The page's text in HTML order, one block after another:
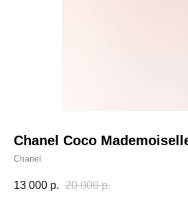
Chanel Coco
Chanel
13 000 р. 20 000 р.